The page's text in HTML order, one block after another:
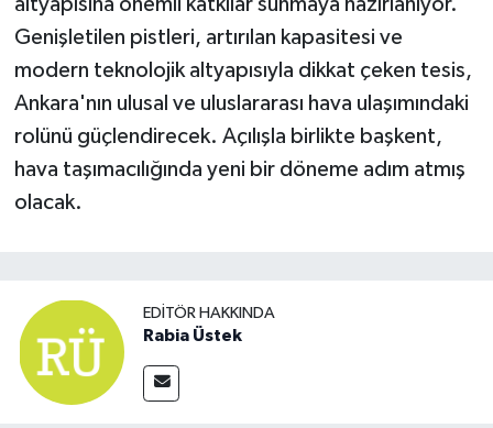
altyapısına önemli katkılar sunmaya hazırlanıyor.
Genişletilen pistleri, artırılan kapasitesi ve
modern teknolojik altyapısıyla dikkat çeken tesis,
Ankara'nın ulusal ve uluslararası hava ulaşımındaki
rolünü güçlendirecek. Açılışla birlikte başkent,
hava taşımacılığında yeni bir döneme adım atmış
olacak.
EDITÖR HAKKINDA
Rabia Üstek